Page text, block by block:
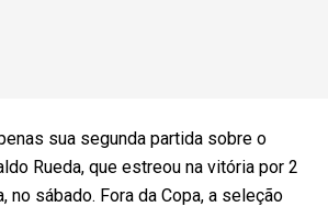
sua segunda partida sobre o
Rueda, que estreou na vitória por 2
no sábado. Fora da Copa, a seleção